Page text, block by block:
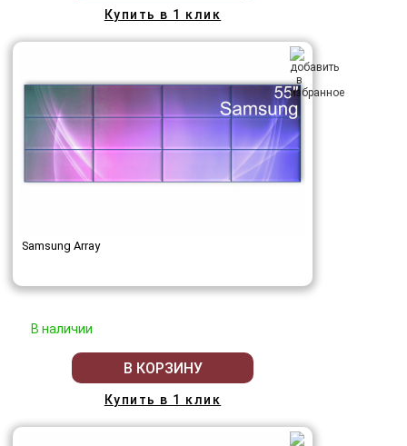
Купить в 1 клик
Samsung Array
В наличии
В КОРЗИНУ
Купить в 1 клик